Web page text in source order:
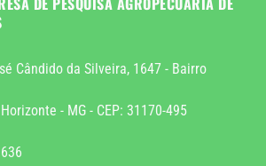
Cândido da Silveira, 1647 - Bairro
- MG - CEP: 31170-495